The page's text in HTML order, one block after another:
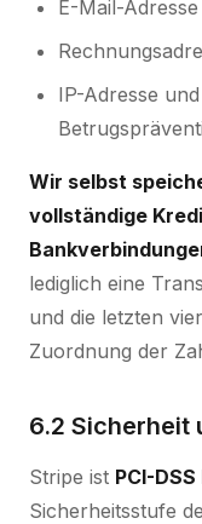
E-Mail-
IP-Adresse
Wir selbst
vollständige
lediglich eine
und die letzten
Zuordnung der
6.2 Sicherheit
Stripe ist PCI-DSS
Sicherheitsstufe